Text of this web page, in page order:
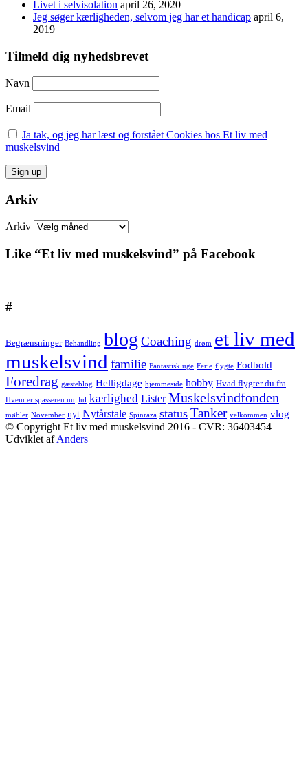
Livet i selvisolation april 26, 2020
Jeg søger kærligheden, selvom jeg har et handicap april 6,
2019
Tilmeld dig nyhedsbrevet
Navn
Email
Ja tak, og jeg har læst og forstået Cookies hos Et liv med
muskelsvind
Arkiv
Arkiv
Like “Et liv med muskelsvind” på Facebook
#
Begrænsninger Behandling blog Coaching drøm et liv med
muskelsvind familie Fantastisk uge Ferie flygte Fodbold
Foredrag gæsteblog Helligdage hjemmeside hobby Hvad flygter du fra
Hvem er spasseren nu Jul kærlighed Lister Muskelsvindfonden
møbler November nyt Nytårstale Spinraza status Tanker velkommen vlog
© Copyright Et liv med muskelsvind 2016 - CVR: 36403454
Udviklet afAnders